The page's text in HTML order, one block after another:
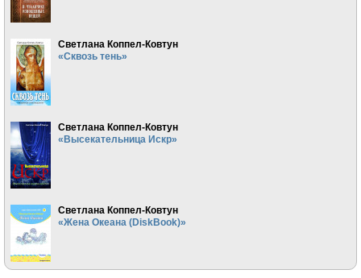
Светлана Коппел-Ковтун
«Сквозь тень»
Светлана Коппел-Ковтун
«Высекательница Искр»
Светлана Коппел-Ковтун
«Жена Океана (DiskBook)»